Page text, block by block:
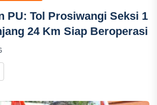
PU: Tol Prosiwangi Seksi 1
24 Km Siap Beroperasi